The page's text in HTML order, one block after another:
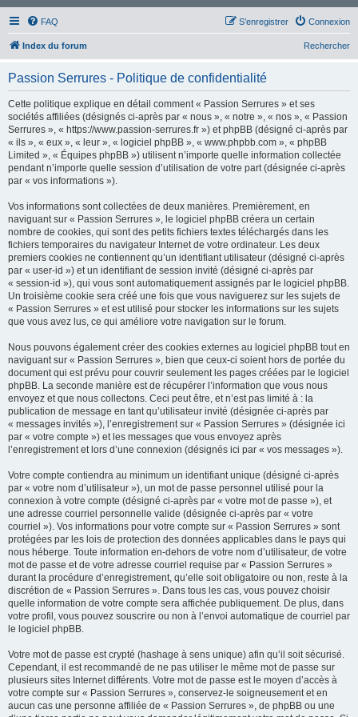
FAQ Connexion
S’enregistrer
Index du forum Rechercher
Passion Serrures - Politique de confidentialité
Cette politique explique en détail comment « Passion Serrures » et ses
sociétés affiliées (désignés ci-après par « nous », « notre », « nos », « Passion
Serrures », « https://www.passion-serrures.fr ») et phpBB (désigné ci-après par
« ils », « eux », « leur », « logiciel phpBB », « www.phpbb.com », « phpBB
Limited », « Équipes phpBB ») utilisent n’importe quelle information collectée
pendant n’importe quelle session d’utilisation de votre part (désignée ci-après
par « vos informations »).
Vos informations sont collectées de deux manières. Premièrement, en
naviguant sur « Passion Serrures », le logiciel phpBB créera un certain
nombre de cookies, qui sont des petits fichiers textes téléchargés dans les
fichiers temporaires du navigateur Internet de votre ordinateur. Les deux
premiers cookies ne contiennent qu’un identifiant utilisateur (désigné ci-après
par « user-id ») et un identifiant de session invité (désigné ci-après par
« session-id »), qui vous sont automatiquement assignés par le logiciel phpBB.
Un troisième cookie sera créé une fois que vous naviguerez sur les sujets de
« Passion Serrures » et est utilisé pour stocker les informations sur les sujets
que vous avez lus, ce qui améliore votre navigation sur le forum.
Nous pouvons également créer des cookies externes au logiciel phpBB tout en
naviguant sur « Passion Serrures », bien que ceux-ci soient hors de portée du
document qui est prévu pour couvrir seulement les pages créées par le logiciel
phpBB. La seconde manière est de récupérer l’information que vous nous
envoyez et que nous collectons. Ceci peut être, et n’est pas limité à : la
publication de message en tant qu’utilisateur invité (désignée ci-après par
« messages invités »), l’enregistrement sur « Passion Serrures » (désignée ici
par « votre compte ») et les messages que vous envoyez après
l’enregistrement et lors d’une connexion (désignés ici par « vos messages »).
Votre compte contiendra au minimum un identifiant unique (désigné ci-après
par « votre nom d’utilisateur »), un mot de passe personnel utilisé pour la
connexion à votre compte (désigné ci-après par « votre mot de passe »), et
une adresse courriel personnelle valide (désignée ci-après par « votre
courriel »). Vos informations pour votre compte sur « Passion Serrures » sont
protégées par les lois de protection des données applicables dans le pays qui
nous héberge. Toute information en-dehors de votre nom d’utilisateur, de votre
mot de passe et de votre adresse courriel requise par « Passion Serrures »
durant la procédure d’enregistrement, qu’elle soit obligatoire ou non, reste à la
discrétion de « Passion Serrures ». Dans tous les cas, vous pouvez choisir
quelle information de votre compte sera affichée publiquement. De plus, dans
votre profil, vous pouvez souscrire ou non à l’envoi automatique de courriel par
le logiciel phpBB.
Votre mot de passe est crypté (hashage à sens unique) afin qu’il soit sécurisé.
Cependant, il est recommandé de ne pas utiliser le même mot de passe sur
plusieurs sites Internet différents. Votre mot de passe est le moyen d’accès à
votre compte sur « Passion Serrures », conservez-le soigneusement et en
aucun cas une personne affiliée de « Passion Serrures », de phpBB ou une